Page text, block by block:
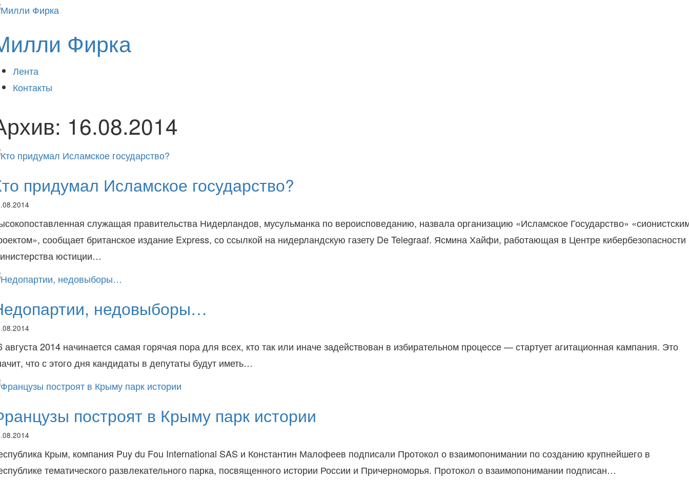
Фирка
Лента
Контакты
16.08.2014
придумал Исламское государство?
служащая правительства Нидерландов, мусульманка по вероисповеданию, назвала организацию «Исламское Государство»
сообщает британское издание Express, со ссылкой на нидерландскую газету De Telegraaf. Ясмина Хайфи, работающая в Центре кибербезопасности
юстиции…
недовыборы…
августа 2014 начинается самая горячая пора для всех, кто так или иначе задействован в избирательном процессе — стартует агитационная кампания. Это
что с этого дня кандидаты в депутаты будут иметь…
построят в Крыму парк истории
Крым, компания Puy du Fou International SAS и Константин Малофеев подписали Протокол о взаимопонимании по созданию крупнейшего в
тематического развлекательного парка, посвященного истории России и Причерноморья. Протокол о взаимопонимании подписан…